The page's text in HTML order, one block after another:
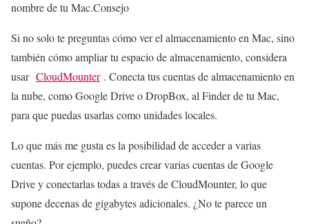
nombre de tu Mac.Consejo
Si no solo te preguntas cómo ver el almacenamiento en Mac, sino
también cómo ampliar tu espacio de almacenamiento, considera
usar CloudMounter. Conecta tus cuentas de almacenamiento en
la nube, como Google Drive o DropBox, al Finder de tu Mac,
para que puedas usarlas como unidades locales.
Lo que más me gusta es la posibilidad de acceder a varias
cuentas. Por ejemplo, puedes crear varias cuentas de Google
Drive y conectarlas todas a través de CloudMounter, lo que
supone decenas de gigabytes adicionales. ¿No te parece un